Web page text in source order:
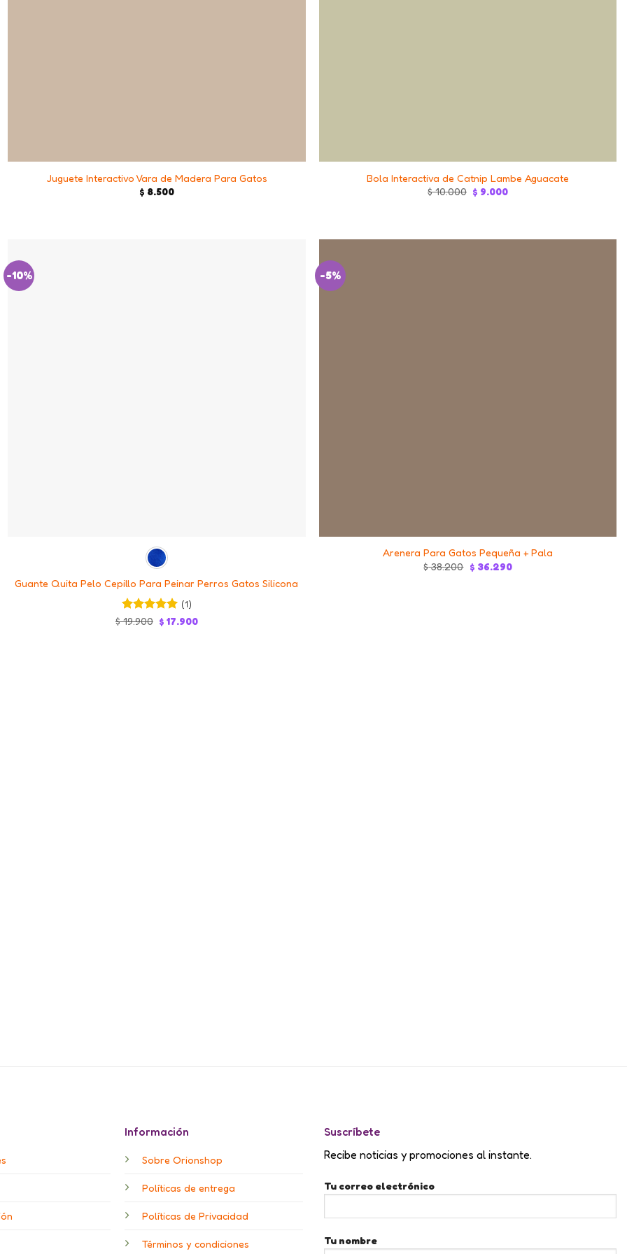
Juguete Interactivo Vara de Madera Para Gatos
$ 8.500
Bola Interactiva de Catnip Lambe Aguacate
$10.000 Original
price
$ 9.000Current
-10%
Guante Quita Pelo Cepillo Para Peinar Perros Gatos Silicona
Valorado en
(1)
$19.900 Original
price
$ 17.900Current
-5%
Arenera Para Gatos Pequeña + Pala
$38.200 Original
price
$ 36.290Current
Información
Sobre Orionshop
Políticas de entrega
Políticas de Privacidad
Términos y condiciones
Suscríbete
Recibe noticias y promociones al instante.
Tu correo electrónico
Tu nombre